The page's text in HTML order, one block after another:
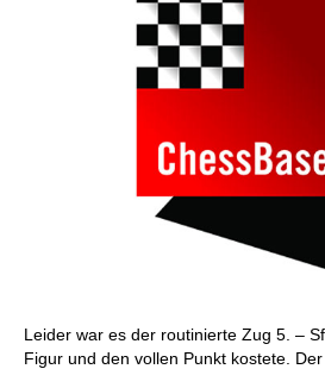
Leider war es der routinierte Zug 5. –
Figur und den vollen Punkt kostete.